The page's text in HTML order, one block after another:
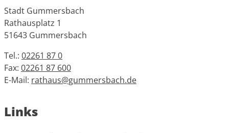
Stadt Gummersbach
Rathausplatz 1
51643 Gummersbach
Tel.: 02261 87 0
Fax: 02261 87 600
E-Mail: rathaus@gummersbach.de
Links